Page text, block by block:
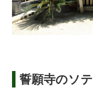
誓願寺のソ